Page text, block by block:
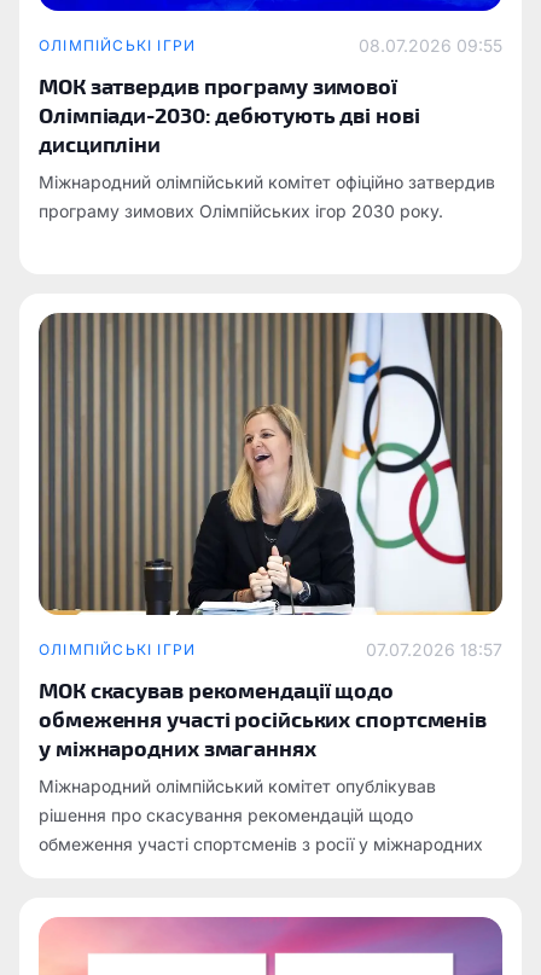
ОЛІМПІЙСЬКІ ІГРИ 08.07.2026 09:55
МОК затвердив програму зимової
Олімпіади-2030: дебютують дві нові
дисципліни
Міжнародний олімпійський комітет офіційно затвердив
програму зимових Олімпійських ігор 2030 року.
ОЛІМПІЙСЬКІ ІГРИ 07.07.2026 18:57
МОК скасував рекомендації щодо
обмеження участі російських спортсменів
у міжнародних змаганнях
Міжнародний олімпійський комітет опублікував
рішення про скасування рекомендацій щодо
обмеження участі спортсменів з росії у міжнародних